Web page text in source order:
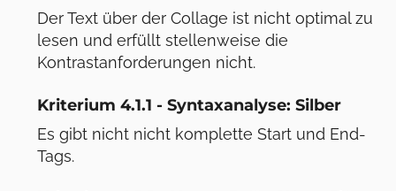
Der Text über der Collage ist nicht optimal zu
lesen und erfüllt stellenweise die
Kontrastanforderungen nicht.
Kriterium 4.1.1 - Syntaxanalyse: Silber
Es gibt nicht nicht komplette Start und End-
Tags.